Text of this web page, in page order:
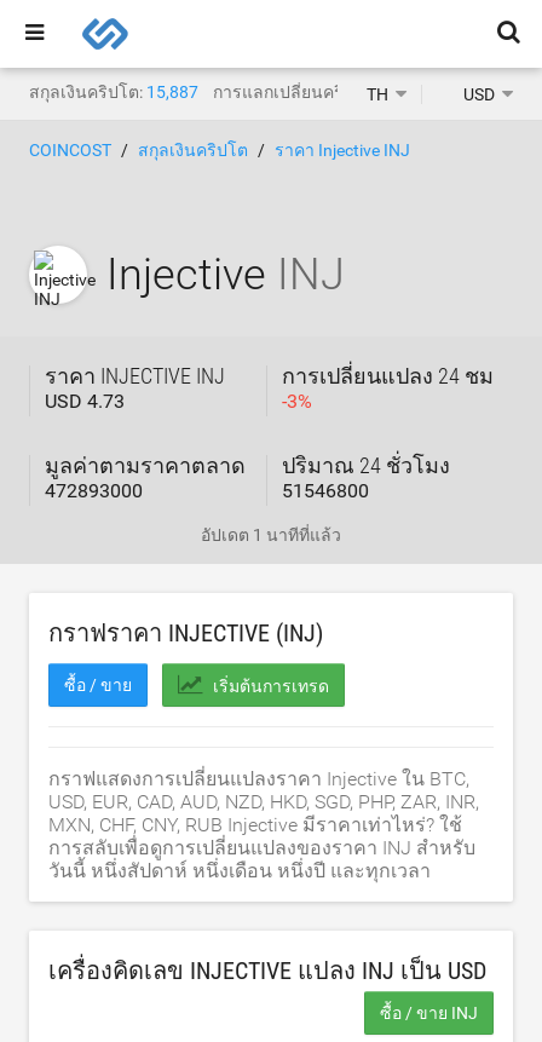
สกุลเงินคริปโต: 15,887 การแลกเปลี่ยนคริปโต:1,468
TH USD
COINCOST สกุลเงินคริปโต ราคา Injective INJ
Injective INJ
ราคา INJECTIVE INJ
USD 4.73
การเปลี่ยนแปลง 24 ชม
-3%
มูลค่าตามราคาตลาด
472893000
ปริมาณ 24 ชั่วโมง
51546800
อัปเดต 1 นาทีที่แล้ว
กราฟราคา INJECTIVE (INJ)
ซื้อ / ขาย เริ่มต้นการเทรด
กราฟแสดงการเปลี่ยนแปลงราคา Injective ใน BTC,
USD, EUR, CAD, AUD, NZD, HKD, SGD, PHP, ZAR, INR,
MXN, CHF, CNY, RUB Injective มีราคาเท่าไหร่? ใช้
การสลับเพื่อดูการเปลี่ยนแปลงของราคา INJ สำหรับ
วันนี้ หนึ่งสัปดาห์ หนึ่งเดือน หนึ่งปี และทุกเวลา
เครื่องคิดเลข INJECTIVE แปลง INJ เป็น USD
ซื้อ / ขาย INJ